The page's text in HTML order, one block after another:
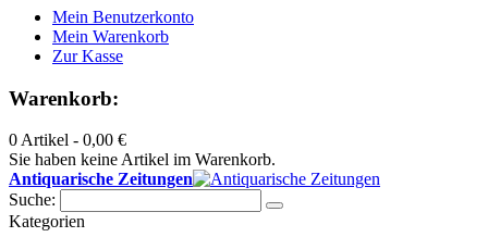
Mein Benutzerkonto
Mein Warenkorb
Zur Kasse
Warenkorb:
0 Artikel - 0,00 €
Sie haben keine Artikel im Warenkorb.
Antiquarische Zeitungen
Suche:
Kategorien